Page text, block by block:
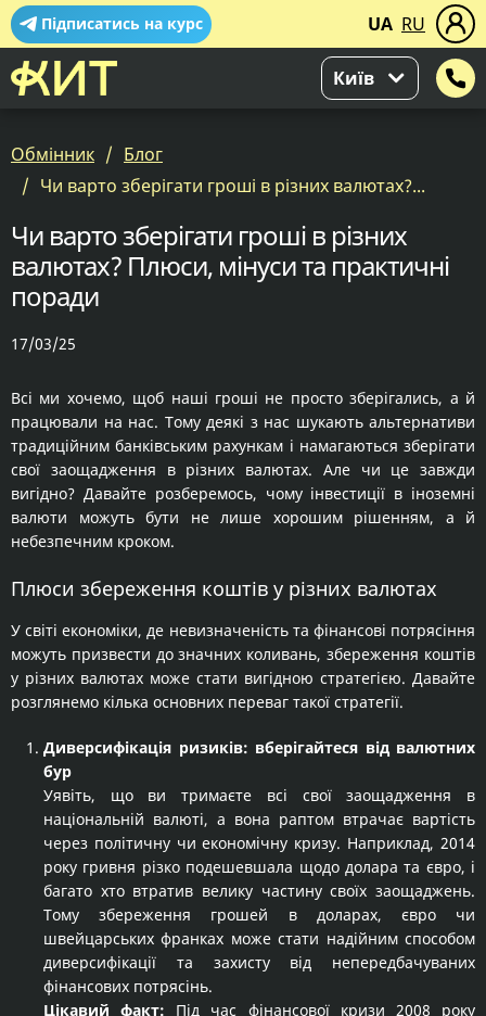
Підписатись на курс UA RU
Київ
Обмінник
Блог
Чи варто зберігати гроші в різних валютах?...
Чи варто зберігати гроші в різних
валютах? Плюси, мінуси та практичні
поради
17/03/25
Всі ми хочемо, щоб наші гроші не просто зберігались, а й
працювали на нас. Тому деякі з нас шукають альтернативи
традиційним банківським рахункам і намагаються зберігати
свої заощадження в різних валютах. Але чи це завжди
вигідно? Давайте розберемось, чому інвестиції в іноземні
валюти можуть бути не лише хорошим рішенням, а й
небезпечним кроком.
Плюси збереження коштів у різних валютах
У світі економіки, де невизначеність та фінансові потрясіння
можуть призвести до значних коливань, збереження коштів
у різних валютах може стати вигідною стратегією. Давайте
розглянемо кілька основних переваг такої стратегії.
Диверсифікація ризиків: вберігайтеся від валютних
бур
Уявіть, що ви тримаєте всі свої заощадження в
національній валюті, а вона раптом втрачає вартість
через політичну чи економічну кризу. Наприклад, 2014
року гривня різко подешевшала щодо долара та євро, і
багато хто втратив велику частину своїх заощаджень.
Тому збереження грошей в доларах, євро чи
швейцарських франках може стати надійним способом
диверсифікації та захисту від непередбачуваних
фінансових потрясінь.
Цікавий факт: Під час фінансової кризи 2008 року